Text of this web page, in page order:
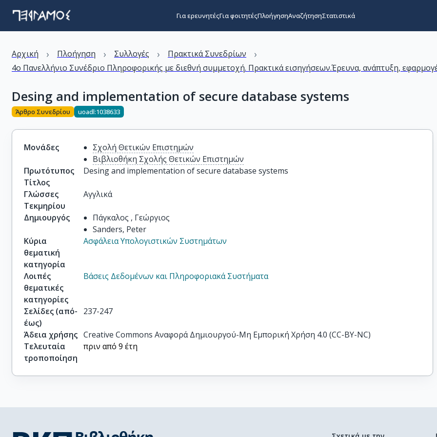
Για ερευνητέςΓια φοιτητέςΠλοήγησηΑναζήτησηΣτατιστικά
Αρχική › Πλοήγηση › Συλλογές › Πρακτικά Συνεδρίων ›
4ο Πανελλήνιο Συνέδριο Πληροφορικής με διεθνή συμμετοχή. Πρακτικά εισηγήσεων.Έρευνα, ανάπτυξη,
Desing and implementation of secure database systems
Άρθρο Συνεδρίου uoadl:1038633
Μονάδες
Σχολή Θετικών Επιστημών
Βιβλιοθήκη Σχολής Θετικών Επιστημών
Πρωτότυπος
Τίτλος
Desing and implementation of secure database systems
Γλώσσες
Τεκμηρίου
Αγγλικά
Δημιουργός
Πάγκαλος , Γεώργιος
Sanders, Peter
Κύρια
θεματική
κατηγορία
Ασφάλεια Υπολογιστικών Συστημάτων
Λοιπές
θεματικές
κατηγορίες
Βάσεις Δεδομένων και Πληροφοριακά Συστήματα
Σελίδες (από-
έως)
237-247
Άδεια χρήσης Creative Commons Αναφορά Δημιουργού-Μη Εμπορική Χρήση 4.0 (CC-BY-NC)
Τελευταία
τροποποίηση
πριν από 9 έτη